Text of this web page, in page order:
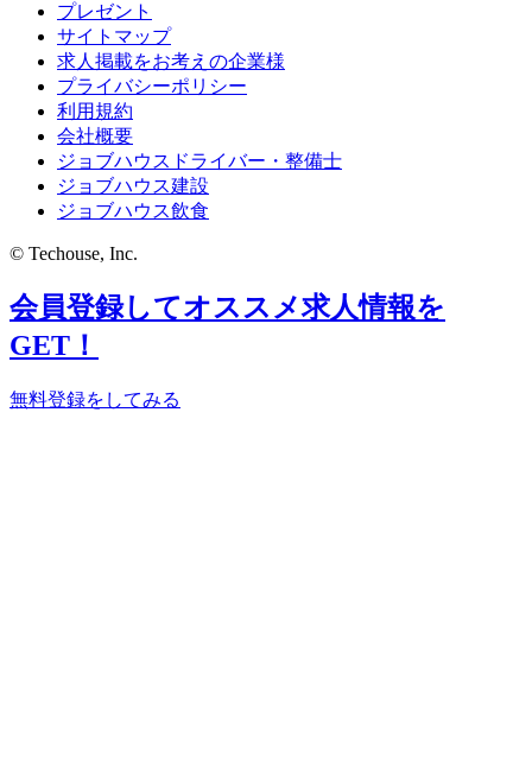
プレゼント
サイトマップ
求人掲載をお考えの企業様
プライバシーポリシー
利用規約
会社概要
ジョブハウスドライバー・整備士
ジョブハウス建設
ジョブハウス飲食
© Techouse, Inc.
会員登録してオススメ求人情報を
GET！
無料登録をしてみる